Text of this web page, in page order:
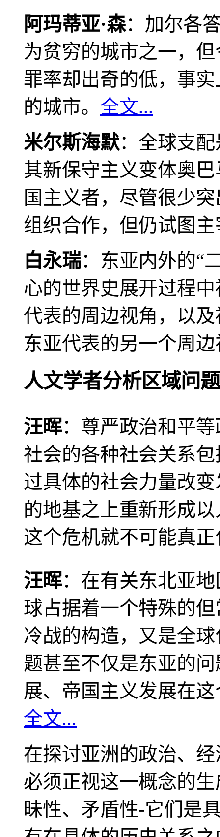
阿玛蒂亚·森：加尔各
为贫穷的城市之一，
罪率却出奇的低，事
的城市。 全文...
米尔斯海默：全球支
其新保守主义变体奥
国主义者，尽管很少
组织合作，但仍试图
白永瑞：东亚内外的“
心的世界史展开过程
代表的周边视角，以
东亚代表的另一个周
人文学者分析区域问题
汪晖：尊严政治和平
社会的各种社会关系
过具体的社会力量改
的地基之上重新形成
这个危机就不可能真
汪晖：在有关东北亚
球占据着一个特殊的
冷战的构造，又是全
题甚至不仅是东亚的
展、帝国主义发展在
全文...
在探讨亚洲的政治、
必须正视这一概念的
昧性、矛盾性-它们是